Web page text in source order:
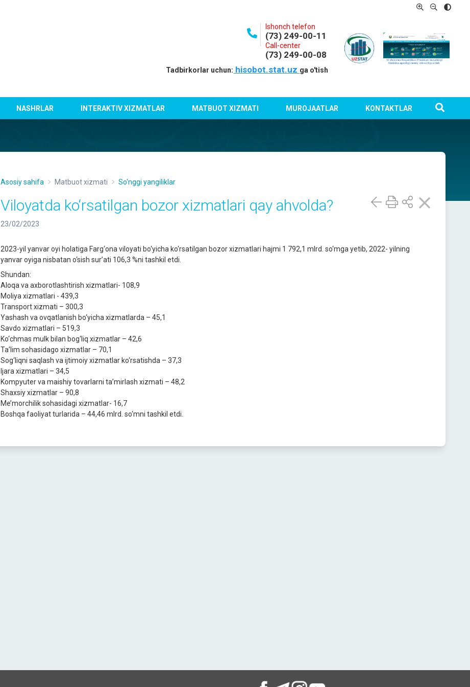
Ishonch telefon
(73) 249-00-11
Call-center
(73) 249-00-08
Tadbirkorlar uchun: hisobot.stat.uz ga o'tish
NASHRLAR INTERAKTIV XIZMATLAR MATBUOT XIZMATI MUROJAATLAR KONTAKTLAR
Asosiy sahifa Matbuot xizmati So'nggi yangiliklar
Viloyatda ko‘rsatilgan bozor xizmatlari qay ahvolda?
23/02/2023
2023-yil yanvar oyi holatiga Farg‘ona viloyati bo‘yicha ko‘rsatilgan bozor xizmatlari hajmi 1 792,1 mlrd. so‘mga yetib, 2022- yilning
yanvar oyiga nisbatan o‘sish sur’ati 106,3 %ni tashkil etdi.
Shundan:
Aloqa va axborotlashtirish xizmatlari- 108,9
Moliya xizmatlari - 439,3
Transport xizmati – 300,3
Yashash va ovqatlanish bo‘yicha xizmatlarda – 45,1
Savdo xizmatlari – 519,3
Ko‘chmas mulk bilan bog‘liq xizmatlar – 42,6
Ta’lim sohasidago xizmatlar – 70,1
Sog‘liqni saqlash va ijtimoiy xizmatlar ko‘rsatishda – 37,3
Ijara xizmatlari – 34,5
Kompyuter va maishiy tovarlarni ta’mirlash xizmati – 48,2
Shaxsiy xizmatlar – 90,8
Me’morchilik sohasidagi xizmatlar- 16,7
Boshqa faoliyat turlarida – 44,46 mlrd. so‘mni tashkil etdi.